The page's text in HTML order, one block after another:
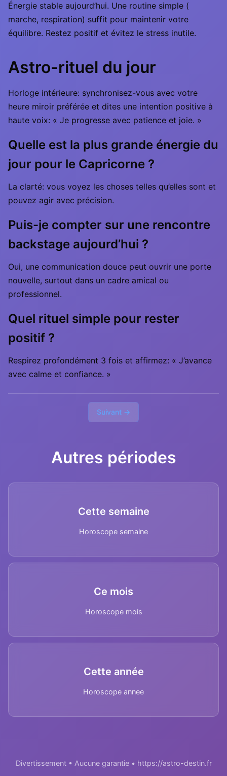
Énergie stable aujourd’hui. Une routine simple (
marche, respiration) suffit pour maintenir votre
équilibre. Restez positif et évitez le stress inutile.
Astro-rituel du jour
Horloge intérieure: synchronisez-vous avec votre
heure miroir préférée et dites une intention positive à
haute voix: « Je progresse avec patience et joie. »
Quelle est la plus grande énergie du
jour pour le Capricorne ?
La clarté: vous voyez les choses telles qu’elles sont et
pouvez agir avec précision.
Puis-je compter sur une rencontre
backstage aujourd’hui ?
Oui, une communication douce peut ouvrir une porte
nouvelle, surtout dans un cadre amical ou
professionnel.
Quel rituel simple pour rester
positif ?
Respirez profondément 3 fois et affirmez: « J’avance
avec calme et confiance. »
Suivant →
Autres périodes
Cette semaine
Horoscope semaine
Ce mois
Horoscope mois
Cette année
Horoscope annee
Divertissement • Aucune garantie • https://astro-destin.fr